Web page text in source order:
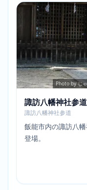
Photo by じ
諏訪八幡神社参道
諏訪八幡神社参道
飯能市内の諏訪八
登場。